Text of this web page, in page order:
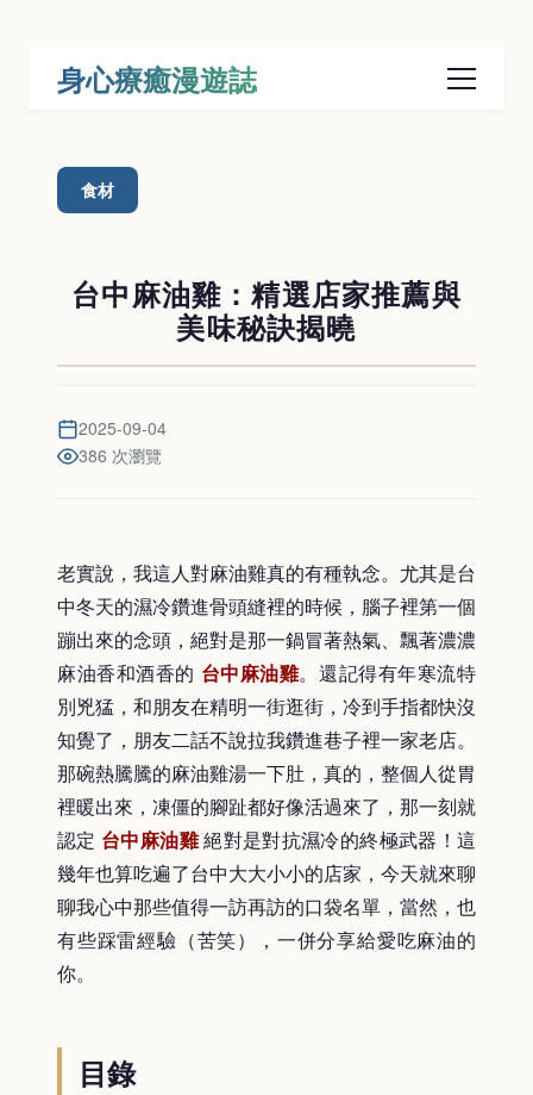
身心療癒漫遊誌
食材
台中麻油雞：精選店家推薦與
美味秘訣揭曉
2025-09-04
386 次瀏覽
老實說，我這人對麻油雞真的有種執念。尤其是台
中冬天的濕冷鑽進骨頭縫裡的時候，腦子裡第一個
蹦出來的念頭，絕對是那一鍋冒著熱氣、飄著濃濃
麻油香和酒香的 台中麻油雞。還記得有年寒流特
別兇猛，和朋友在精明一街逛街，冷到手指都快沒
知覺了，朋友二話不說拉我鑽進巷子裡一家老店。
那碗熱騰騰的麻油雞湯一下肚，真的，整個人從胃
裡暖出來，凍僵的腳趾都好像活過來了，那一刻就
認定 台中麻油雞絕對是對抗濕冷的終極武器！這
幾年也算吃遍了台中大大小小的店家，今天就來聊
聊我心中那些值得一訪再訪的口袋名單，當然，也
有些踩雷經驗（苦笑），一併分享給愛吃麻油的
你。
目錄